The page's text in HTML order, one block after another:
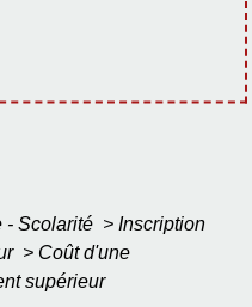
- Scolarité > Inscription
> Coût d'une
supérieur